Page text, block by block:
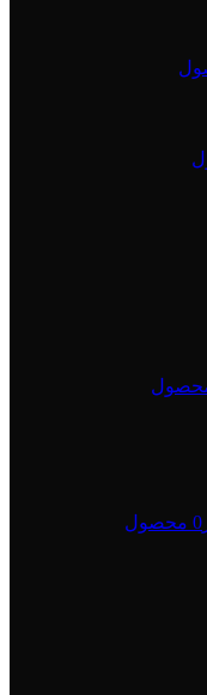
0 محصول